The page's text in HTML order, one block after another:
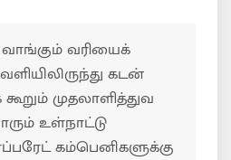
வாங்கும் வரியைக்
கடன்
முதலாளித்துவ
உள்நாட்டு
கம்பெனிகளுக்கு